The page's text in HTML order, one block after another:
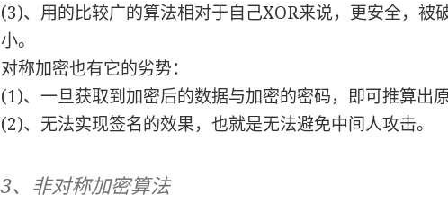
(3)、用的比较广的算法相对于自己XOR来说，更安全，被
小。
对称加密也有它的劣势：
(1)、一旦获取到加密后的数据与加密的密码，即可推算出原
(2)、无法实现签名的效果，也就是无法避免中间人攻击。
3、非对称加密算法